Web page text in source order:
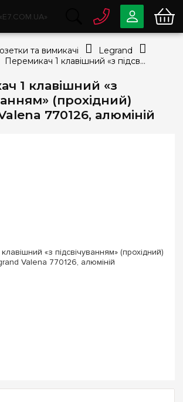
1 клавішний «з
(прохідний)
770126, алюміній
0 80033-63-07
Безкоштовно
info@e7.com.ua
044334-79-78
Viber Telegram
та вимикачі
Legrand
Перемикач 1 клавішний «з підсвічуванням» (прохідний) Legrand Valena 770126, алюміній